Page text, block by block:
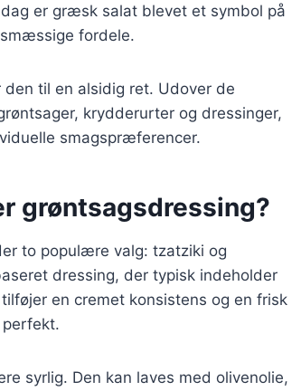
er græsk salat blevet et symbol på
fordele.
til en alsidig ret. Udover de
krydderurter og dressinger,
smagspræferencer.
grøntsagsdressing?
to populære valg: tzatziki og
dressing, der typisk indeholder
en cremet konsistens og en frisk
syrlig. Den kan laves med olivenolie,